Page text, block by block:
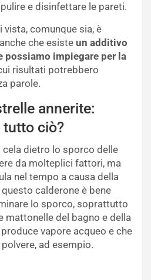
pulire e disinfettare le pareti.
comunque sia, è
che esiste un additivo
possiamo impiegare per la
risultati potrebbero
parole.
annerite:
tutto ciò?
cela dietro lo sporco delle
da molteplici fattori, ma
nel tempo a causa della
calderone è bene
lo sporco, soprattutto
mattonelle del bagno e della
vapore acqueo e che
ad esempio.